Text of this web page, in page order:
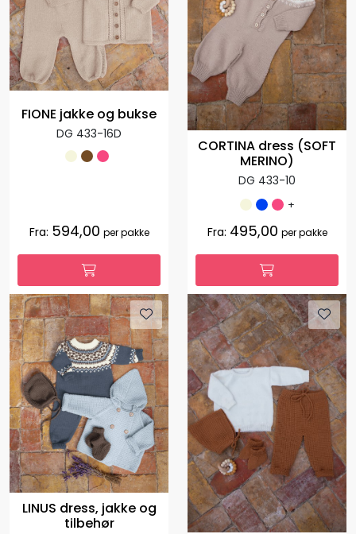
FIONE jakke og bukse
DG 433-16D
Fra: 594,00 per pakke
CORTINA dress (SOFT
MERINO)
DG 433-10
+
Fra: 495,00 per pakke
LINUS dress, jakke og
tilbehør